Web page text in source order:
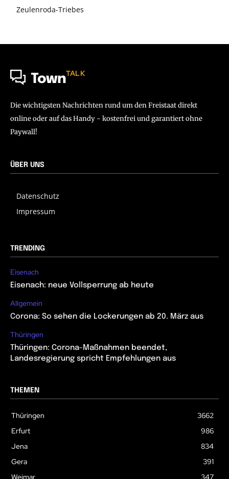
Zeulenroda-Triebes
TownTALK
Die wichtigsten Nachrichten rund um den Freistaat direkt
online oder auf das Handy - kostenfrei und garantiert ohne
Paywall!
ÜBER UNS
Datenschutz
Impressum
TRENDING
Eisenach
Eisenach: neue Vollsperrung ab heute
Allgemein
Corona: So sehen die Lockerungen ab 20. März aus
Thüringen
Thüringen: Corona-Maßnahmen beendet,
Landesregierung spricht Empfehlungen aus
THEMEN
Thüringen
3662
Erfurt
986
Jena
834
Gera
391
Weimar
347